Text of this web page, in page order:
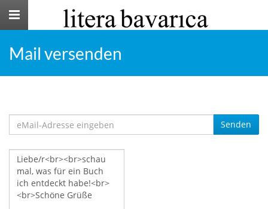
Toggle
Mail versenden
Senden